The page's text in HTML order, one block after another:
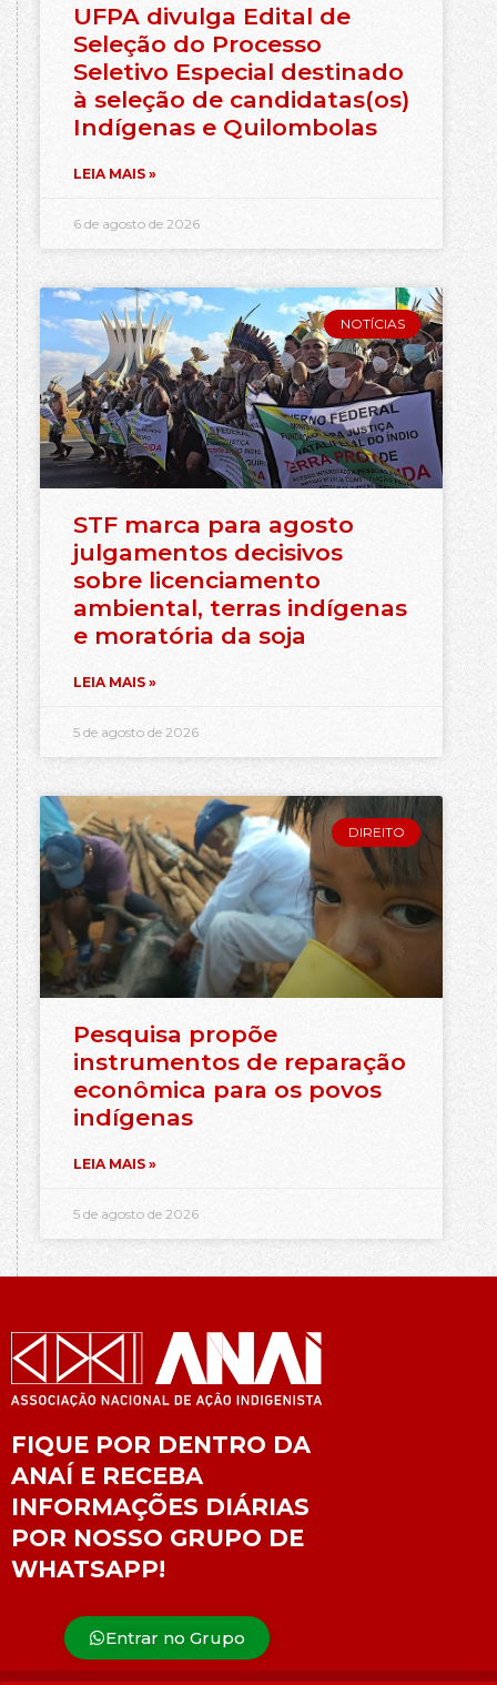
UFPA divulga Edital de
Seleção do Processo
Seletivo Especial destinado
à seleção de candidatas(os)
Indígenas e Quilombolas
LEIA MAIS »
6 de agosto de 2026
NOTÍCIAS
STF marca para agosto
julgamentos decisivos
sobre licenciamento
ambiental, terras indígenas
e moratória da soja
LEIA MAIS »
5 de agosto de 2026
DIREITO
Pesquisa propõe
instrumentos de reparação
econômica para os povos
indígenas
LEIA MAIS »
5 de agosto de 2026
FIQUE POR DENTRO DA
ANAÍ E RECEBA
INFORMAÇÕES DIÁRIAS
POR NOSSO GRUPO DE
WHATSAPP!
Entrar no Grupo